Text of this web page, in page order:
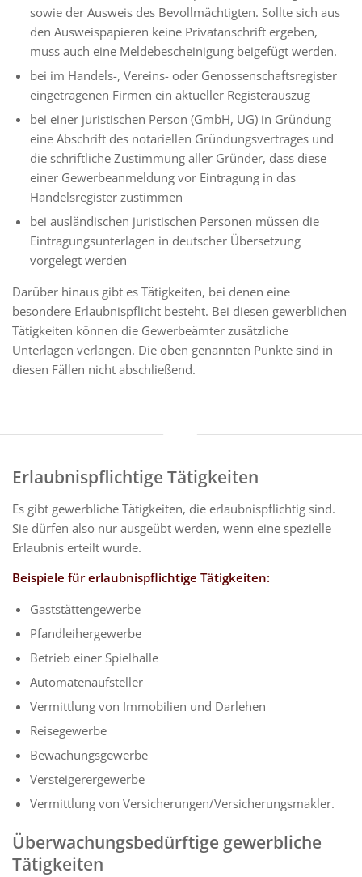
sowie der Ausweis des Bevollmächtigten. Sollte sich aus
den Ausweispapieren keine Privatanschrift ergeben,
muss auch eine Meldebescheinigung beigefügt werden.
bei im Handels-, Vereins- oder Genossenschaftsregister
eingetragenen Firmen ein aktueller Registerauszug
bei einer juristischen Person (GmbH, UG) in Gründung
eine Abschrift des notariellen Gründungsvertrages und
die schriftliche Zustimmung aller Gründer, dass diese
einer Gewerbeanmeldung vor Eintragung in das
Handelsregister zustimmen
bei ausländischen juristischen Personen müssen die
Eintragungsunterlagen in deutscher Übersetzung
vorgelegt werden
Darüber hinaus gibt es Tätigkeiten, bei denen eine
besondere Erlaubnispflicht besteht. Bei diesen gewerblichen
Tätigkeiten können die Gewerbeämter zusätzliche
Unterlagen verlangen. Die oben genannten Punkte sind in
diesen Fällen nicht abschließend.
Erlaubnispflichtige Tätigkeiten
Es gibt gewerbliche Tätigkeiten, die erlaubnispflichtig sind.
Sie dürfen also nur ausgeübt werden, wenn eine spezielle
Erlaubnis erteilt wurde.
Beispiele für erlaubnispflichtige Tätigkeiten:
Gaststättengewerbe
Pfandleihergewerbe
Betrieb einer Spielhalle
Automatenaufsteller
Vermittlung von Immobilien und Darlehen
Reisegewerbe
Bewachungsgewerbe
Versteigerergewerbe
Vermittlung von Versicherungen/Versicherungsmakler.
Überwachungsbedürftige gewerbliche
Tätigkeiten